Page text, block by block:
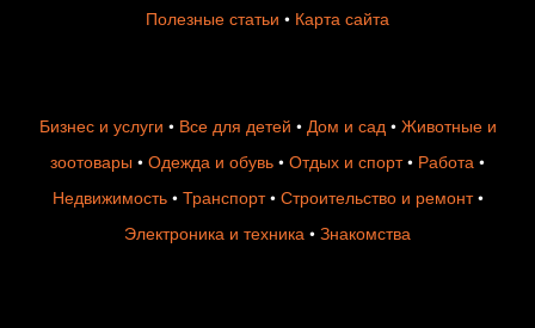
Полезные статьи • Карта сайта
Бизнес и услуги • Все для детей • Дом и сад• Животные и
зоотовары • Одежда и обувь • Отдых и спорт• Работа •
Недвижимость• Транспорт• Строительство и ремонт•
Электроника и техника • Знакомства